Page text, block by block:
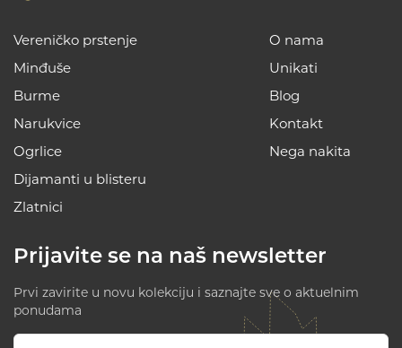
Vereničko prstenje
Minđuše
Burme
Narukvice
Ogrlice
Dijamanti u blisteru
Zlatnici
O nama
Unikati
Blog
Kontakt
Nega nakita
Prijavite se na naš newsletter
Prvi zavirite u novu kolekciju i saznajte sve o aktuelnim
ponudama